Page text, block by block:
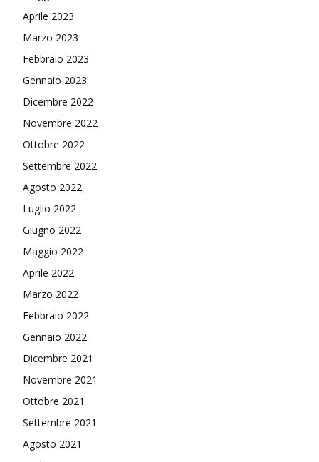
Aprile 2023
Marzo 2023
Febbraio 2023
Gennaio 2023
Dicembre 2022
Novembre 2022
Ottobre 2022
Settembre 2022
Agosto 2022
Luglio 2022
Giugno 2022
Maggio 2022
Aprile 2022
Marzo 2022
Febbraio 2022
Gennaio 2022
Dicembre 2021
Novembre 2021
Ottobre 2021
Settembre 2021
Agosto 2021